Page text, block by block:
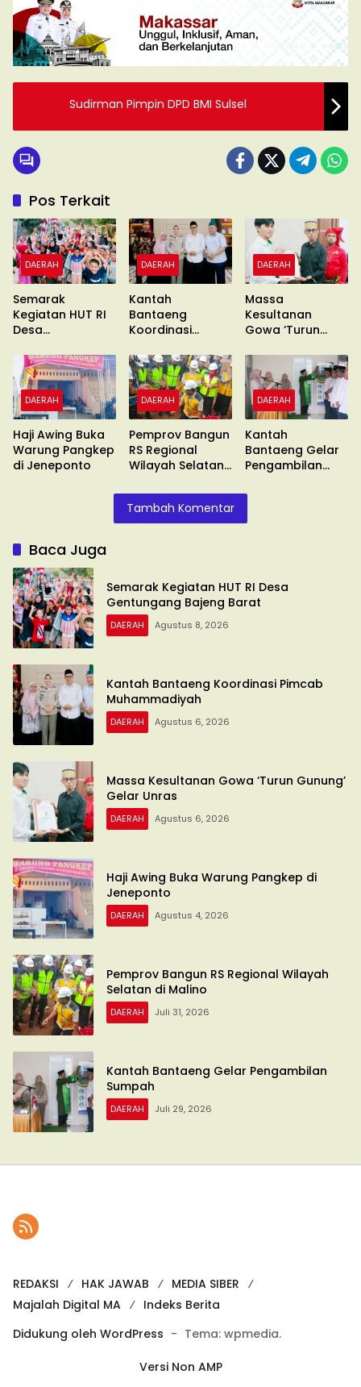
Sudirman Pimpin DPD BMI Sulsel
Pos Terkait
DAERAH
Semarak
Kegiatan HUT RI
Desa
Bajeng Barat
DAERAH
Kantah
Bantaeng
Koordinasi
Muhammadiyah
DAERAH
Massa
Kesultanan
Gowa ‘Turun
Unras
DAERAH
Haji Awing Buka
Warung Pangkep
di Jeneponto
DAERAH
Pemprov Bangun
RS Regional
Wilayah Selatan
DAERAH
Kantah
Bantaeng Gelar
Pengambilan
Tambah Komentar
Baca Juga
Semarak Kegiatan HUT RI Desa
Gentungang Bajeng Barat
DAERAH Agustus 8, 2026
Kantah Bantaeng Koordinasi Pimcab
Muhammadiyah
DAERAH Agustus 6, 2026
Massa Kesultanan Gowa ‘Turun Gunung’
Gelar Unras
DAERAH Agustus 6, 2026
Haji Awing Buka Warung Pangkep di
Jeneponto
DAERAH Agustus 4, 2026
Pemprov Bangun RS Regional Wilayah
Selatan di Malino
DAERAH Juli 31, 2026
Kantah Bantaeng Gelar Pengambilan
Sumpah
DAERAH Juli 29, 2026
REDAKSI HAK JAWAB
MEDIA SIBER
Majalah Digital MA
Indeks Berita
Didukung oleh WordPress - Tema: wpmedia.
Versi Non AMP